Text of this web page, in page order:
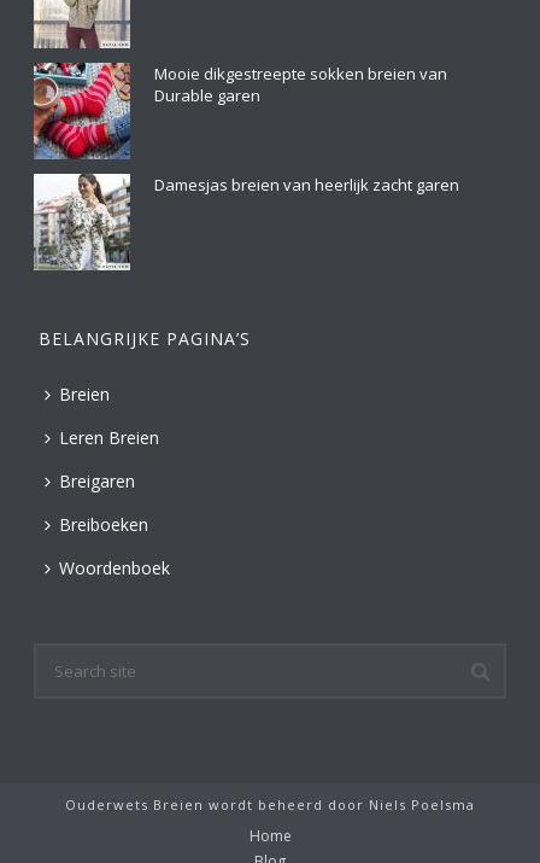
Mooie dikgestreepte sokken breien van
Durable garen
Damesjas breien van heerlijk zacht garen
BELANGRIJKE PAGINA’S
Breien
Leren Breien
Breigaren
Breiboeken
Woordenboek
Ouderwets Breien wordt beheerd door Niels Poelsma
Home